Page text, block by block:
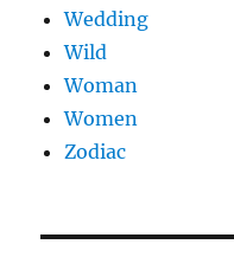
Wedding
Wild
Woman
Women
Zodiac